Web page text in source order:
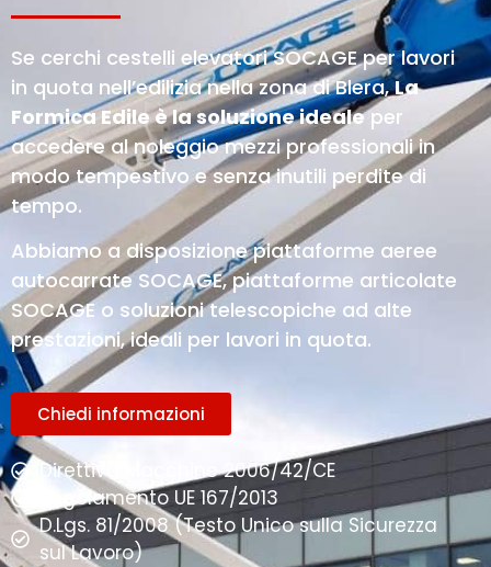
Se cerchi cestelli elevatori SOCAGE per lavori
in quota nell’edilizia nella zona di Blera,La
Formica Edile è la soluzione idealeper
accedere al noleggio mezzi professionali in
modo tempestivo e senza inutili perdite di
tempo.
Abbiamo a disposizione piattaforme aeree
autocarrate SOCAGE, piattaforme articolate
SOCAGE o soluzioni telescopiche ad alte
prestazioni, ideali per lavori in quota.
Chiedi informazioni
Direttiva Macchine 2006/42/CE
Regolamento UE 167/2013
D.Lgs. 81/2008 (Testo Unico sulla Sicurezza
sul Lavoro)